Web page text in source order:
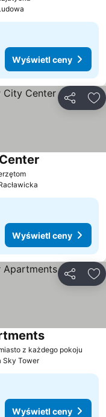
Wyświetl ceny
Wyświetl ceny
z każdego pokoju
Sky Tower
Wyświetl ceny